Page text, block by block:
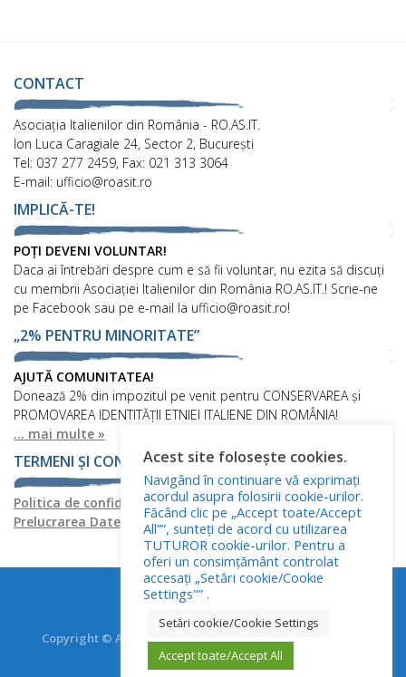
CONTACT
Asociaţia Italienilor din România - RO.AS.IT.
Ion Luca Caragiale 24, Sector 2, București
Tel: 037 277 2459, Fax: 021 313 3064
E-mail: ufficio@roasit.ro
IMPLICĂ-TE!
POȚI DEVENI VOLUNTAR!
Daca ai întrebări despre cum e să fii voluntar, nu ezita să discuți
cu membrii Asociației Italienilor din România RO.AS.IT.! Scrie-ne
pe Facebook sau pe e-mail la ufficio@roasit.ro!
„2% PENTRU MINORITATE”
AJUTĂ COMUNITATEA!
Donează 2% din impozitul pe venit pentru CONSERVAREA și
PROMOVAREA IDENTITĂȚII ETNIEI ITALIENE DIN ROMÂNIA!
... mai multe »
TERMENI ȘI CONDIȚII
Politica de confidențialitatePolitica privind fișierele cookies
Prelucrarea Datelor cu Caracter Personal
Copyright © Asociația Italienilor din România - RO.AS.IT.
Toate drepturile rezervate.
Acest site folosește cookies.
Navigând în continuare vă exprimați
acordul asupra folosirii cookie-urilor.
Făcând clic pe „Accept toate/Accept
All””, sunteți de acord cu utilizarea
TUTUROR cookie-urilor. Pentru a
oferi un consimțământ controlat
accesați „Setări cookie/Cookie
Settings"” .
Setări cookie/Cookie Settings
Accept toate/Accept All